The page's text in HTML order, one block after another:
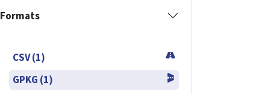
Formats
CSV (1)
GPKG (1)